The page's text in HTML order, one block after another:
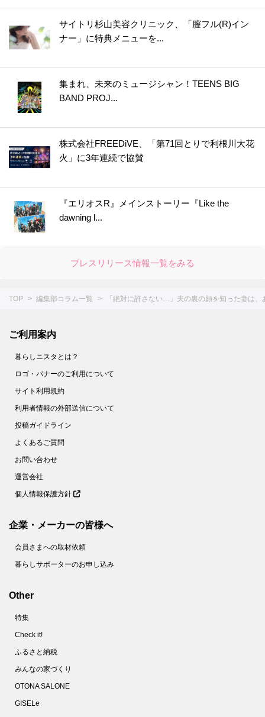
サイトリ杉山美容クリニック、「膣フル(R)イン
ナー」に特典メニューを...
集まれ、未来のミュージシャン！TEENS BIG
BAND PROJ...
株式会社FREEDiVE、「第71回とりで利根川大花
火」に3年連続で協賛
『エリオスR』メインストーリー『Like the
dawning l...
プレスリリース情報一覧をみる
TOP 編集部コラム一覧 「絶対に許さない…」夫の裏の顔を知った妻は
ご利用案内
暮らしニスタとは？
ロゴ・バナーのご利用について
サイト利用規約
利用者情報の外部送信について
投稿ガイドライン
よくあるご質問
お問い合わせ
運営会社
個人情報保護方針
企業・メーカーの皆様へ
会員さまへの取材依頼
暮らしサポーターのお申し込み
Other
特集
Check it!
ふるさと納税
みんなの家づくり
OTONA SALONE
GISELe